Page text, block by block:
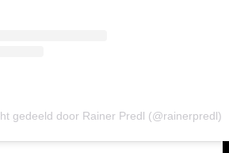
gedeeld door Rainer Predl (@rainerpredl)